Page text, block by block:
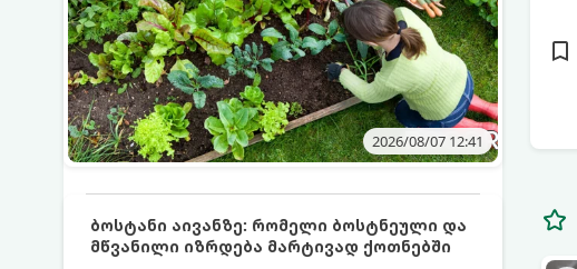
2026/08/07 12:41
ბოსტანი აივანზე: რომელი ბოსტნეული და
მწვანილი იზრდება მარტივად ქოთნებში